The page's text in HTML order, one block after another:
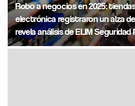
Robo a negocios en 2025:
electrónica registraron un alza
revela análisis de ELIM Seguridad